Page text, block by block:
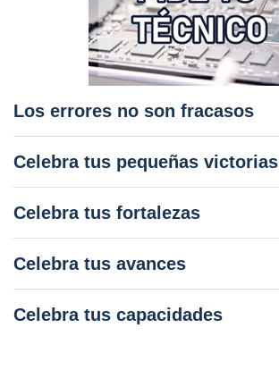
Los errores no son fracasos
Celebra tus pequeñas victorias
Celebra tus fortalezas
Celebra tus avances
Celebra tus capacidades